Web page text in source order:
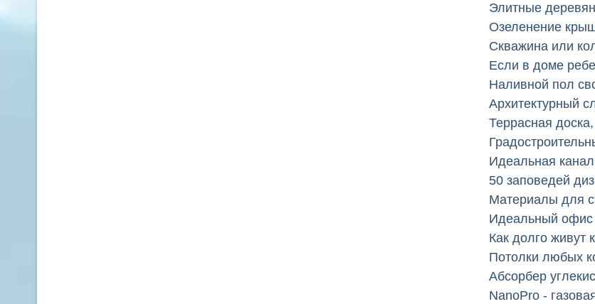
Элитные
Озеленение
Скважина или
Если в доме
Наливной пол
Архитектурный
Террасная
Идеальная
50 заповедей
Материалы для
Идеальный офис
Как долго живут
Потолки любых
Абсорбер
NanoPro -